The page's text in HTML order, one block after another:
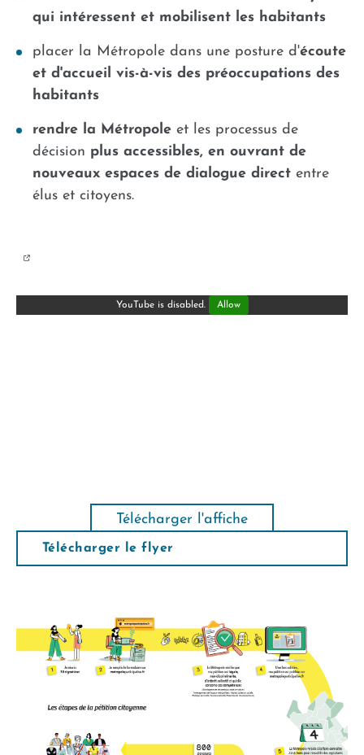
qui intéressent et mobilisent les habitants
placer la Métropole dans une posture d'écoute
et d'accueil vis-à-vis des préoccupations des
habitants
rendre la Métropole et les processus de
décision plus accessibles, en ouvrant de
nouveaux espaces de dialogue direct entre
élus et citoyens.
YouTube is disabled. Allow
Télécharger l'affiche
Télécharger le flyer